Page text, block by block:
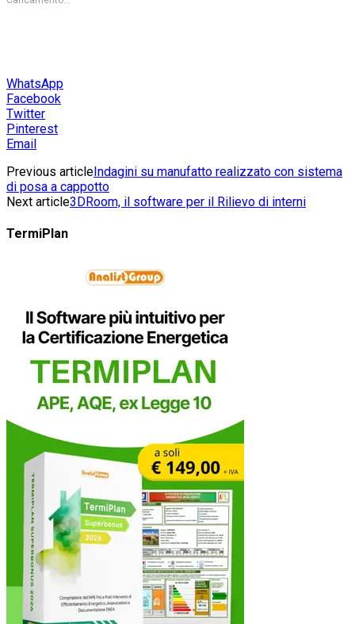
WhatsApp
Facebook
Twitter
Pinterest
Email
Previous articleIndagini su manufatto realizzato con sistema
di posa a cappotto
Next article3DRoom, il software per il Rilievo di interni
TermiPlan